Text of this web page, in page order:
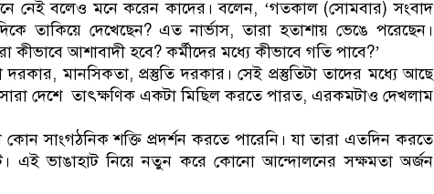
নেই বলেও মনে করেন কাদের। বলেন, ‘গতকাল (সোমবার) সংবাদ
তাকিয়ে দেখেছেন? এত নার্ভাস, তারা হতাশায় ভেঙে পরেছেন।
কীভাবে আশাবাদী হবে? কর্মীদের মধ্যে কীভাবে গতি পাবে?’
মানসিকতা, প্রস্তুতি দরকার। সেই প্রস্তুতিটা তাদের মধ্যে আছে
দেশে তাৎক্ষণিক একটা মিছিল করতে পারত, এরকমটাও দেখলাম
কোন সাংগঠনিক শক্তি প্রদর্শন করতে পারেনি। যা তারা এতদিন করতে
এই ভাঙাহাট নিয়ে নতুন করে কোনো আন্দোলনের সক্ষমতা অর্জন